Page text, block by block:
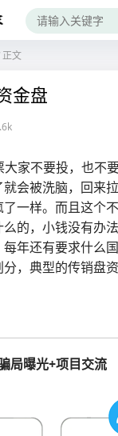
正文
金盘
家不要投，也不
会被洗脑，回来
一样。而且这个
的，小钱没有办
年还有要求什么
，典型的传销盘
局曝光+项目交流